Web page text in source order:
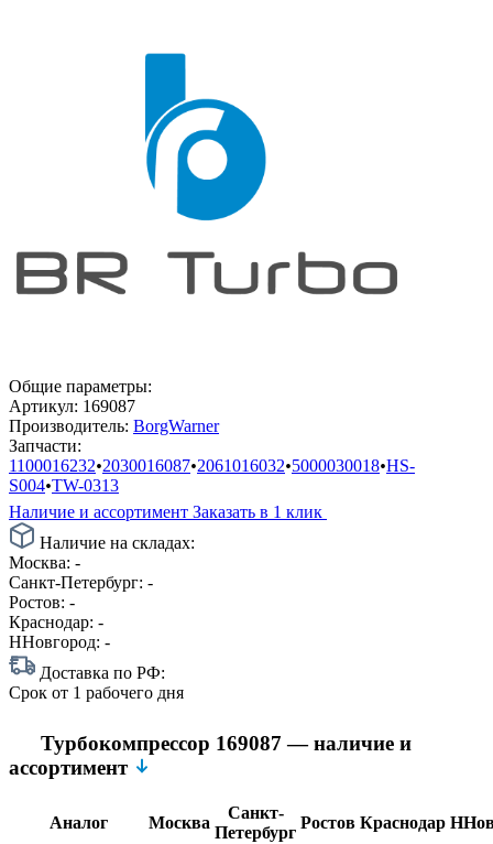
Общие параметры:
Артикул: 169087
Производитель: BorgWarner
Запчасти:
1100016232•2030016087•2061016032•5000030018•HS-
S004•TW-0313
Наличие и ассортимент Заказать в 1 клик
Наличие на складах:
Москва: -
Санкт-Петербург: -
Ростов: -
Краснодар: -
ННовгород: -
Доставка по РФ:
Срок от 1 рабочего дня
Турбокомпрессор 169087 — наличие и
ассортимент
Аналог Москва
Санкт-
Петербург
Ростов Краснодар